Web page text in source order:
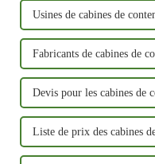
Usines de cabines de
Fabricants de cabines de
Devis pour les cabines de
Liste de prix des cabines